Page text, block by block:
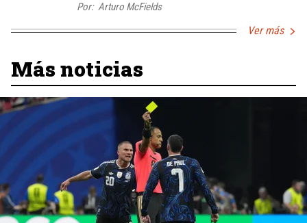
Por: Arturo McFields
Ver más
Más noticias